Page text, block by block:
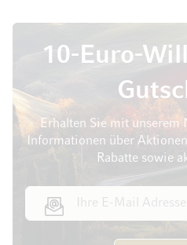
10-Euro-
Erhalten Sie mit unserem
Informationen über
Rabatte sowie